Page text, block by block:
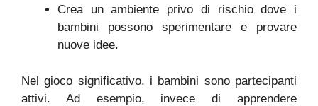
Crea un ambiente privo di rischio dove i
bambini possono sperimentare e provare
nuove idee.
Nel gioco significativo, i bambini sono partecipanti
attivi. Ad esempio, invece di apprendere